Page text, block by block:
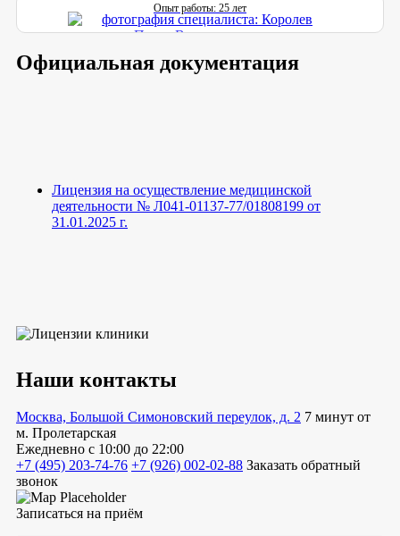
Опыт работы: 25 лет
Официальная документация
Лицензия на осуществление медицинской
деятельности № Л041-01137-77/01808199 от
31.01.2025 г.
Наши контакты
Москва, Большой Симоновский переулок, д. 2 7 минут от
м. Пролетарская
Ежедневно с 10:00 до 22:00
+7 (495) 203-74-76 +7 (926) 002-02-88 Заказать обратный
звонок
Записаться на приём